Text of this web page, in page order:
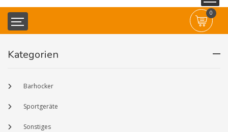
0
Kategorien
Barhocker
Sportgeräte
Sonstiges